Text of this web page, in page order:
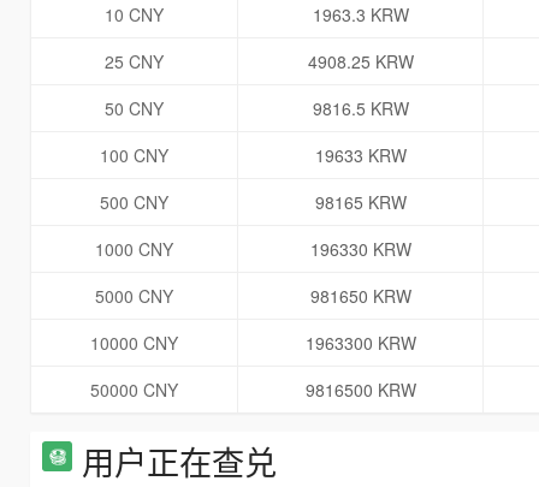
10 CNY
1963.3 KRW
25 CNY
4908.25 KRW
50 CNY
9816.5 KRW
100 CNY
19633 KRW
500 CNY
98165 KRW
1000 CNY
196330 KRW
5000 CNY
981650 KRW
10000 CNY
1963300 KRW
50000 CNY
9816500 KRW
用户正在查兑